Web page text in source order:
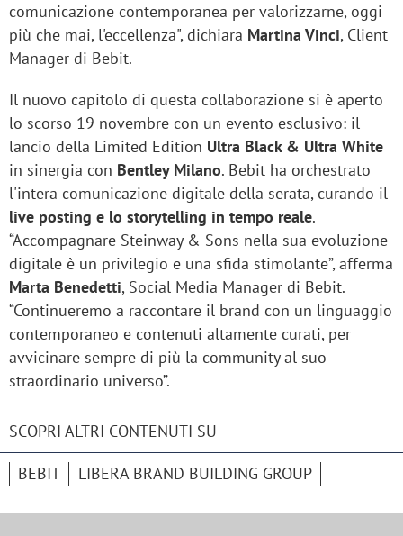
comunicazione contemporanea per valorizzarne, oggi
più che mai, l'eccellenza", dichiara Martina Vinci, Client
Manager di Bebit.
Il nuovo capitolo di questa collaborazione si è aperto
lo scorso 19 novembre con un evento esclusivo: il
lancio della Limited Edition Ultra Black & Ultra White
in sinergia con Bentley Milano. Bebit ha orchestrato
l'intera comunicazione digitale della serata, curando il
live posting e lo storytelling in tempo reale.
“Accompagnare Steinway & Sons nella sua evoluzione
digitale è un privilegio e una sfida stimolante”, afferma
Marta Benedetti, Social Media Manager di Bebit.
“Continueremo a raccontare il brand con un linguaggio
contemporaneo e contenuti altamente curati, per
avvicinare sempre di più la community al suo
straordinario universo”.
SCOPRI ALTRI CONTENUTI SU
BEBIT LIBERA BRAND BUILDING GROUP